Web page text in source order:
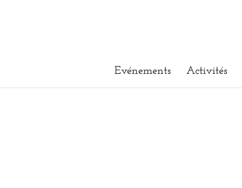
Evénements Activités